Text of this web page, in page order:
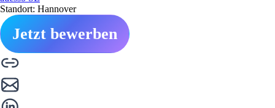
Standort: Hannover
Jetzt bewerben